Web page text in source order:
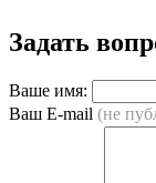
Задать
Ваше имя:
Ваш E-mail (не